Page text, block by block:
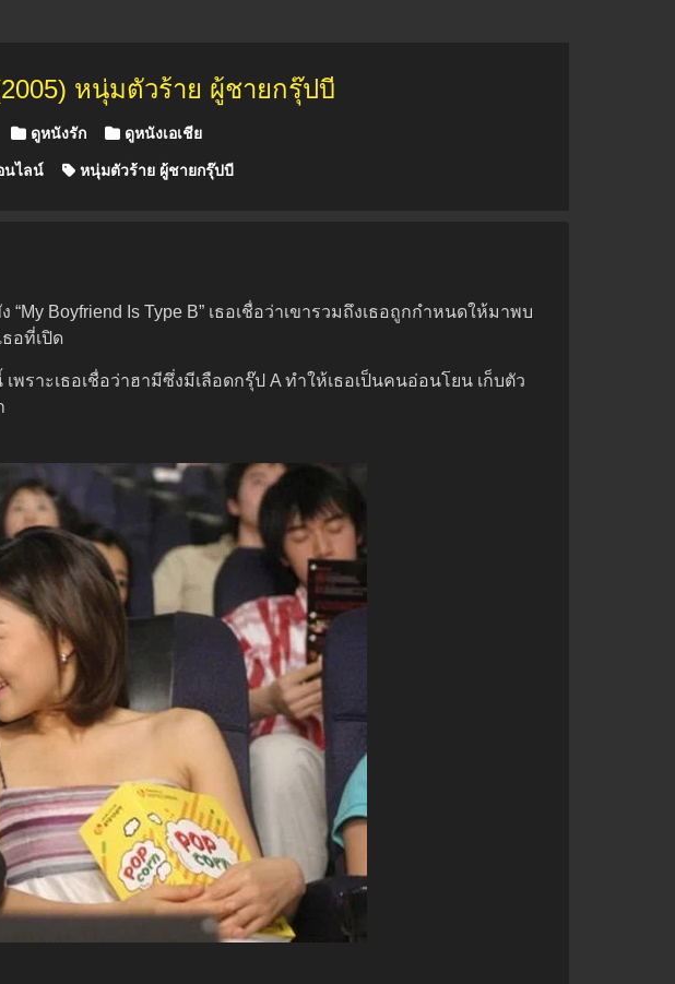
หนุ่มตัวร้าย ผู้ชายกรุ๊ปบี
ดูหนังรัก ดูหนังเอเชีย
นไลน์ หนุ่มตัวร้าย ผู้ชายกรุ๊ปบี
Boyfriend Is Type B” เธอเชื่อว่าเขารวมถึงเธอถูกกำหนดให้มาพบ
อที่เปิด
ราะเธอเชื่อว่าฮามีซึ่งมีเลือดกรุ๊ป A ทำให้เธอเป็นคนอ่อนโยน เก็บตัว